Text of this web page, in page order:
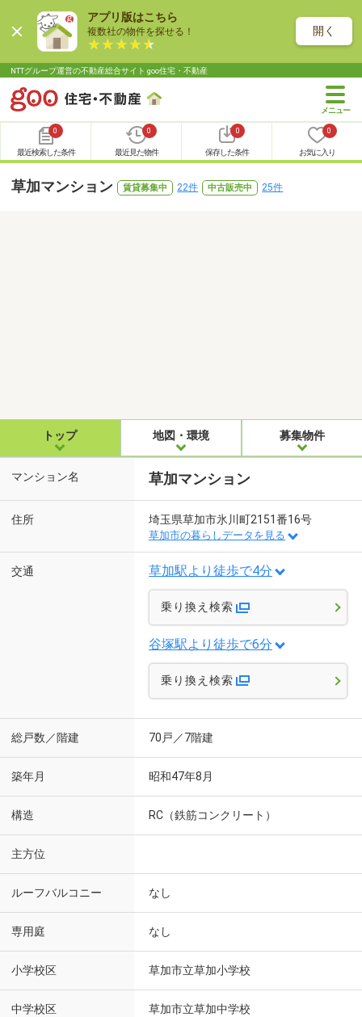
アプリ版はこちら
複数社の物件を探せる！ 開く
NTTグループ運営の不動産総合サイト goo住宅・不動産
0
最近検索した条件
0
最近見た物件
0
保存した条件
0
お気に入り
草加マンション 賃貸募集中 22件 中古販売中 25件
トップ 地図・環境 募集物件
マンション名 草加マンション
住所 埼玉県草加市氷川町2151番16号
草加市の暮らしデータを見る
交通 草加駅より徒歩で4分
乗り換え検索
谷塚駅より徒歩で6分
乗り換え検索
総戸数／階建 70戸／7階建
築年月 昭和47年8月
構造 RC（鉄筋コンクリート）
主方位
ルーフバルコニー なし
専用庭 なし
小学校区 草加市立草加小学校
中学校区 草加市立草加中学校